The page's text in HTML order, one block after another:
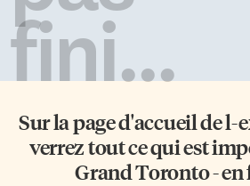
fini...
Sur la page d'accueil del-
verrez tout ce qui est
Grand Toronto - en